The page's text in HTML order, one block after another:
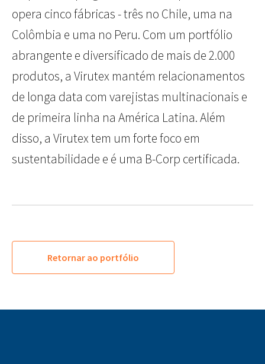
opera cinco fábricas - três no Chile, uma na
Colômbia e uma no Peru. Com um portfólio
abrangente e diversificado de mais de 2.000
produtos, a Virutex mantém relacionamentos
de longa data com varejistas multinacionais e
de primeira linha na América Latina. Além
disso, a Virutex tem um forte foco em
sustentabilidade e é uma B-Corp certificada.
Retornar ao portfólio